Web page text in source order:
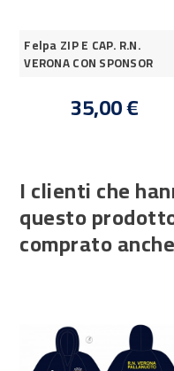
Felpa ZIP E CAP. R.N.
VERONA CON SPONSOR
35,00 €
I clienti che
questo
comprato